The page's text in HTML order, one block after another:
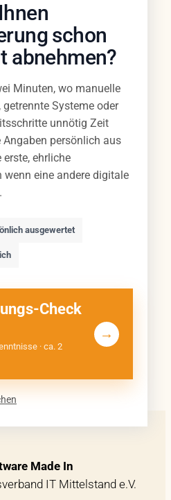
schon
abnehmen?
Minuten, wo manuelle
Systeme oder
unnötig Zeit
Angaben persönlich aus
erste, ehrliche
eine andere digitale
ausgewertet
Check
· ca. 2
→
Made In
IT Mittelstand e.V.